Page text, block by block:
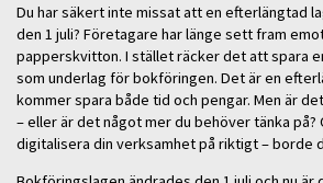
Du har säkert inte missat att en efterlängtad
den 1 juli? Företagare har länge sett fram
papperskvitton. I stället räcker det att spara
som underlag för bokföringen. Det är en
kommer spara både tid och pengar. Men är
– eller är det något mer du behöver tänka på?
digitalisera din verksamhet på riktigt – borde